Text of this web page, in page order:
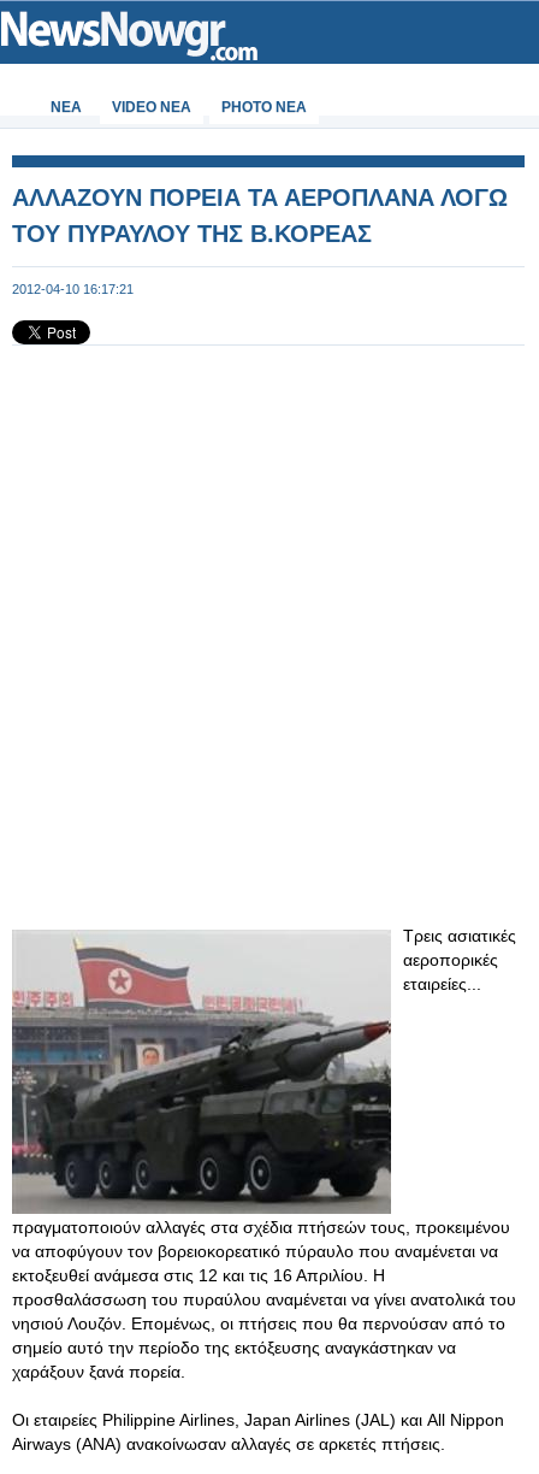
ΝΕΑ VIDEO NEA PHOTO NEA
ΑΛΛΑΖΟΥΝ ΠΟΡΕΙΑ ΤΑ ΑΕΡΟΠΛΑΝΑ ΛΟΓΩ
ΤΟΥ ΠΥΡΑΥΛΟΥ ΤΗΣ Β.ΚΟΡΕΑΣ
2012-04-10 16:17:21
Τρεις ασιατικές
αεροπορικές
εταιρείες...
πραγματοποιούν αλλαγές στα σχέδια πτήσεών τους, προκειμένου
να αποφύγουν τον βορειοκορεατικό πύραυλο που αναμένεται να
εκτοξευθεί ανάμεσα στις 12 και τις 16 Απριλίου. Η
προσθαλάσσωση του πυραύλου αναμένεται να γίνει ανατολικά του
νησιού Λουζόν. Επομένως, οι πτήσεις που θα περνούσαν από το
σημείο αυτό την περίοδο της εκτόξευσης αναγκάστηκαν να
χαράξουν ξανά πορεία.
Οι εταιρείες Philippine Airlines, Japan Airlines (JAL) και All Nippon
Airways (ANA) ανακοίνωσαν αλλαγές σε αρκετές πτήσεις.